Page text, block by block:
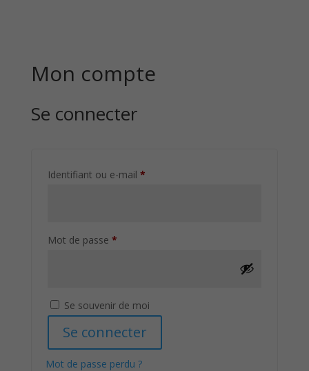
Mon compte
Se connecter
Identifiant ou e-mail *Obligatoire
Mot de passe *Obligatoire
Se souvenir de moi
Se connecter
Mot de passe perdu ?